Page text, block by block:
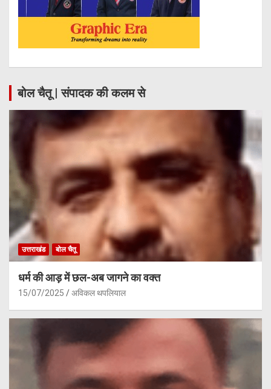
बोल चैतू | संपादक की कलम से
उत्तराखंड बोल चैतू
धर्म की आड़ में छल-अब जागने का वक्त
15/07/2025 अविकल थपलियाल